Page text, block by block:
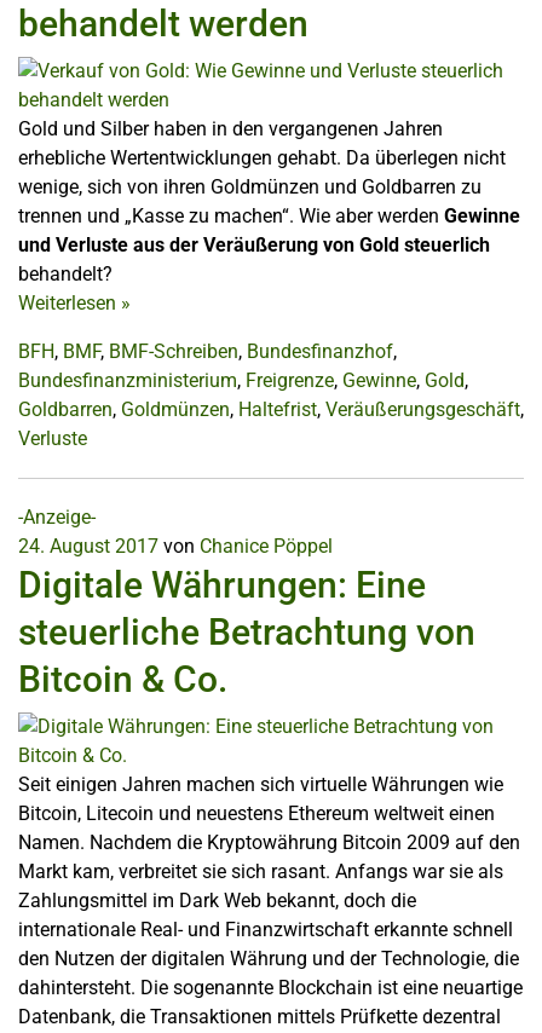
behandelt werden
Gold und Silber haben in den vergangenen Jahren
erhebliche Wertentwicklungen gehabt. Da überlegen nicht
wenige, sich von ihren Goldmünzen und Goldbarren zu
trennen und „Kasse zu machen“. Wie aber werden Gewinne
und Verluste aus der Veräußerung von Gold steuerlich
behandelt?
Weiterlesen »
BFH, BMF, BMF-Schreiben, Bundesfinanzhof,
Bundesfinanzministerium, Freigrenze, Gewinne, Gold,
Goldbarren, Goldmünzen, Haltefrist, Veräußerungsgeschäft,
Verluste
-Anzeige-
24. August 2017 von Chanice Pöppel
Digitale Währungen: Eine
steuerliche Betrachtung von
Bitcoin & Co.
Seit einigen Jahren machen sich virtuelle Währungen wie
Bitcoin, Litecoin und neuestens Ethereum weltweit einen
Namen. Nachdem die Kryptowährung Bitcoin 2009 auf den
Markt kam, verbreitet sie sich rasant. Anfangs war sie als
Zahlungsmittel im Dark Web bekannt, doch die
internationale Real- und Finanzwirtschaft erkannte schnell
den Nutzen der digitalen Währung und der Technologie, die
dahintersteht. Die sogenannte Blockchain ist eine neuartige
Datenbank, die Transaktionen mittels Prüfkette dezentral